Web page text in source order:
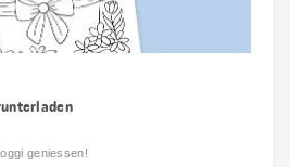
geniessen!